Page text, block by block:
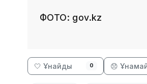
ФОТО: gov.kz
🤍 Ұнайды 0 😞